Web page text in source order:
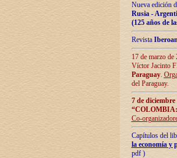
Nueva edición
Rusia -
(125 años de
Revista
17 de marzo
Víctor Jacinto
Paraguay.
del Paraguay.
7 de
Co-
Capítulos del
la economía y
pdf )